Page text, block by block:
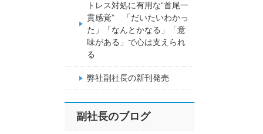
トレス対処に有用な“首尾一
貫感覚” 「だいたいわかっ
た」「なんとかなる」「意
味がある」で心は支えられ
る
弊社副社長の新刊発売
副社長のブログ